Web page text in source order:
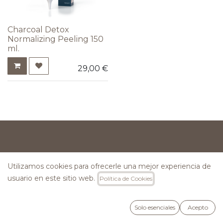
Charcoal Detox
Normalizing Peeling 150
ml.
29,00 €
INFORMACIÓN
Utilizamos cookies para ofrecerle una mejor experiencia de
usuario en este sitio web.
Política de Cookies
Solo esenciales Acepto